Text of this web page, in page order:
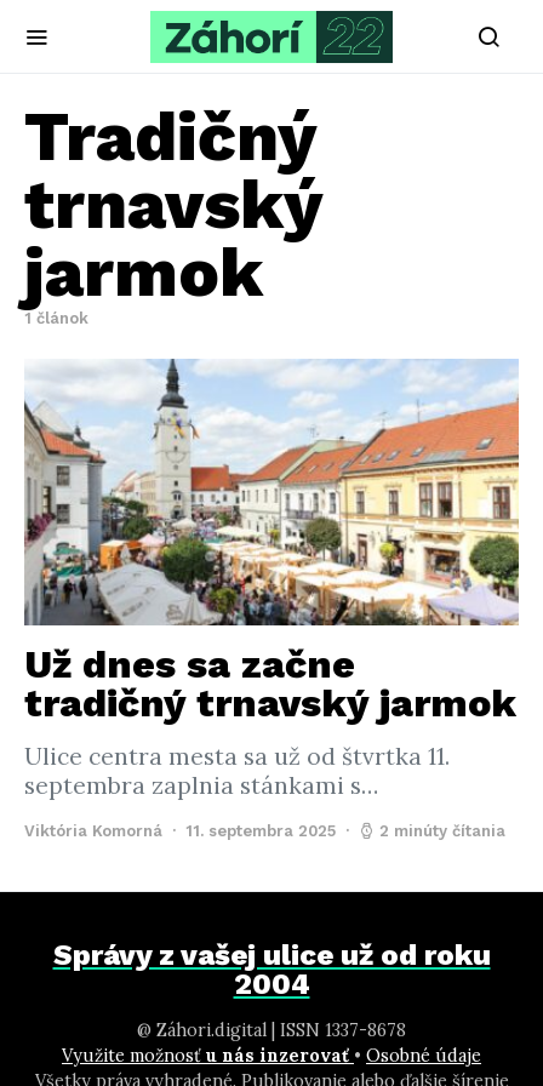
Tradičný
trnavský
jarmok
1 článok
Už dnes sa začne
tradičný trnavský jarmok
Ulice centra mesta sa už od štvrtka 11.
septembra zaplnia stánkami s…
Viktória Komorná 11. septembra 2025 2 minúty čítania
Správy z vašej ulice už od roku
2004
@ Záhori.digital | ISSN 1337-8678
Využite možnosť u nás inzerovať • Osobné údaje
Všetky práva vyhradené. Publikovanie alebo ďalšie šírenie